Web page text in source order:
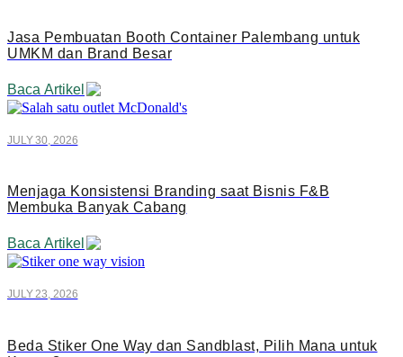
Jasa Pembuatan Booth Container Palembang untuk
UMKM dan Brand Besar
Baca Artikel
JULY 30, 2026
Menjaga Konsistensi Branding saat Bisnis F&B
Membuka Banyak Cabang
Baca Artikel
JULY 23, 2026
Beda Stiker One Way dan Sandblast, Pilih Mana untuk